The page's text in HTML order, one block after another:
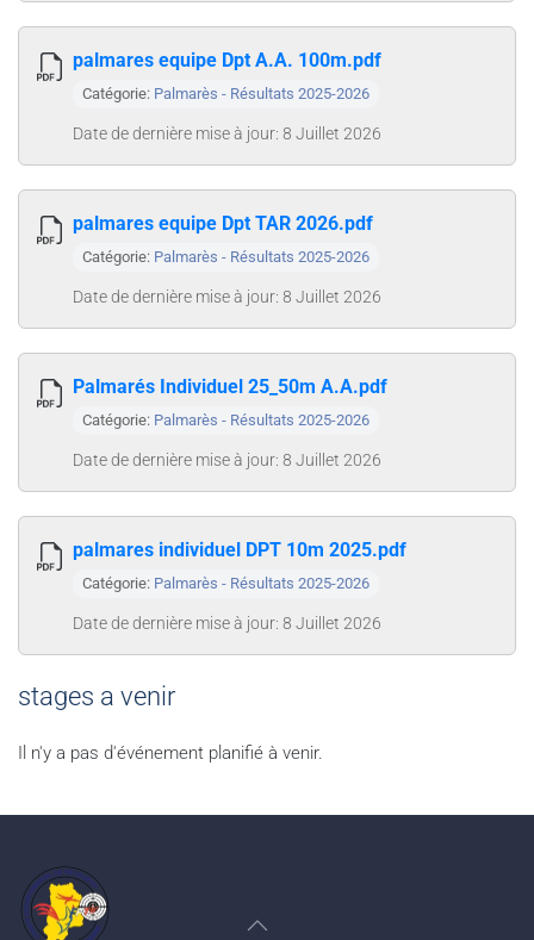
palmares equipe Dpt A.A. 100m.pdf
Catégorie: Palmarès - Résultats 2025-2026
Date de dernière mise à jour: 8 Juillet 2026
palmares equipe Dpt TAR 2026.pdf
Catégorie: Palmarès - Résultats 2025-2026
Date de dernière mise à jour: 8 Juillet 2026
Palmarés Individuel 25_50m A.A.pdf
Catégorie: Palmarès - Résultats 2025-2026
Date de dernière mise à jour: 8 Juillet 2026
palmares individuel DPT 10m 2025.pdf
Catégorie: Palmarès - Résultats 2025-2026
Date de dernière mise à jour: 8 Juillet 2026
stages a venir
Il n'y a pas d'événement planifié à venir.